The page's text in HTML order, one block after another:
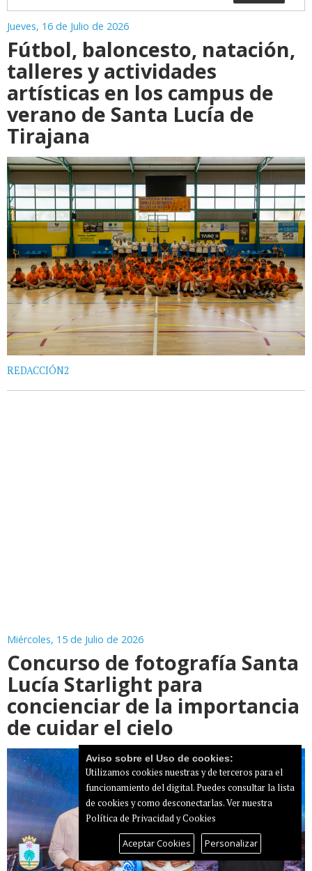
Jueves, 16 de Julio de 2026
Fútbol, baloncesto, natación,
talleres y actividades
artísticas en los campus de
verano de Santa Lucía de
Tirajana
REDACCIÓN2
Miércoles, 15 de Julio de 2026
Concurso de fotografía Santa
Lucía Starlight para
concienciar de la importancia
de cuidar el cielo
Aviso sobre el Uso de cookies:
Utilizamos cookies nuestras y de terceros para el
funcionamiento del digital. Puedes consultar la lista
de cookies y como desconectarlas.Ver nuestra
Política de Privacidad y Cookies
Aceptar Cookies Personalizar